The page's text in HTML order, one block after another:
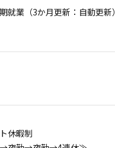
就業（3か月更新：自動更新）
休暇制